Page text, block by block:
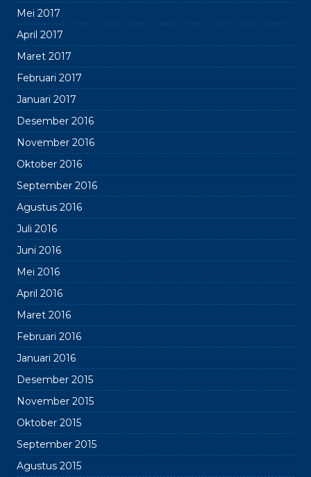
Mei 2017
April 2017
Maret 2017
Februari 2017
Januari 2017
Desember 2016
November 2016
Oktober 2016
September 2016
Agustus 2016
Juli 2016
Juni 2016
Mei 2016
April 2016
Maret 2016
Februari 2016
Januari 2016
Desember 2015
November 2015
Oktober 2015
September 2015
Agustus 2015